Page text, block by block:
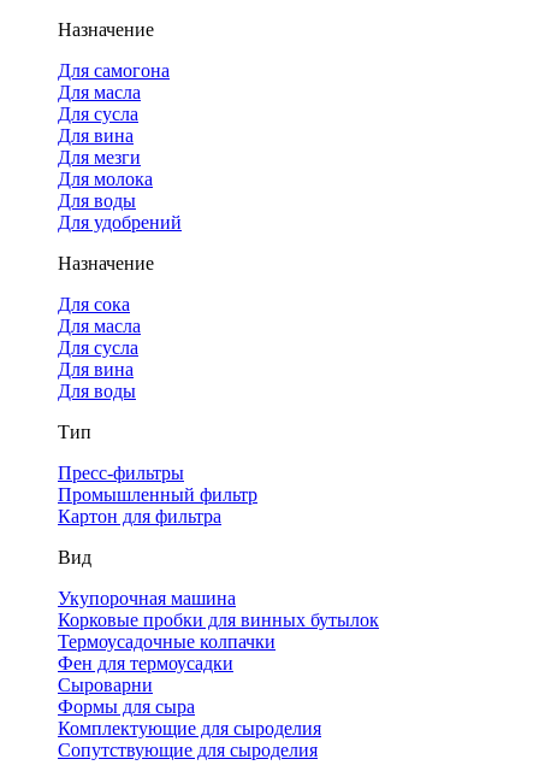
Назначение
Для самогона
Для масла
Для сусла
Для вина
Для мезги
Для молока
Для воды
Для удобрений
Назначение
Для сока
Для масла
Для сусла
Для вина
Для воды
Тип
Пресс-фильтры
Промышленный фильтр
Картон для фильтра
Вид
Укупорочная машина
Корковые пробки для винных бутылок
Термоусадочные колпачки
Фен для термоусадки
Сыроварни
Формы для сыра
Комплектующие для сыроделия
Сопутствующие для сыроделия